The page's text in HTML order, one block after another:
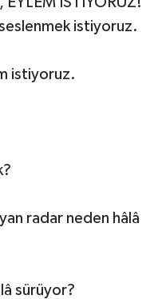
istiyoruz.
istiyoruz.
radar neden hâlâ
sürüyor?